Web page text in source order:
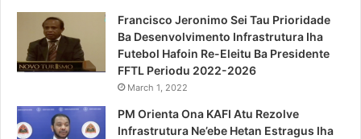
Francisco Jeronimo Sei Tau Prioridade
Ba Desenvolvimento Infrastrutura Iha
Futebol Hafoin Re-Eleitu Ba Presidente
FFTL Periodu 2022-2026
March 1, 2022
PM Orienta Ona KAFI Atu Rezolve
Infrastrutura Ne’ebe Hetan Estragus Iha